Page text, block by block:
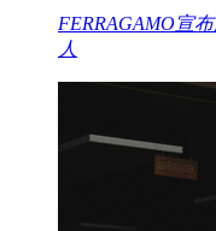
FERRAGAMO宣
人